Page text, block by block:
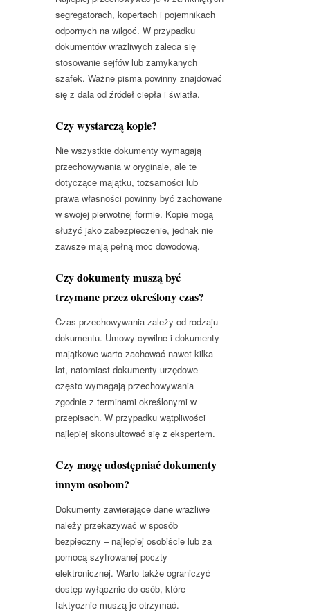
segregatorach, kopertach i pojemnikach
odpornych na wilgoć. W przypadku
dokumentów wrażliwych zaleca się
stosowanie sejfów lub zamykanych
szafek. Ważne pisma powinny znajdować
się z dala od źródeł ciepła i światła.
Czy wystarczą kopie?
Nie wszystkie dokumenty wymagają
przechowywania w oryginale, ale te
dotyczące majątku, tożsamości lub
prawa własności powinny być zachowane
w swojej pierwotnej formie. Kopie mogą
służyć jako zabezpieczenie, jednak nie
zawsze mają pełną moc dowodową.
Czy dokumenty muszą być
trzymane przez określony czas?
Czas przechowywania zależy od rodzaju
dokumentu. Umowy cywilne i dokumenty
majątkowe warto zachować nawet kilka
lat, natomiast dokumenty urzędowe
często wymagają przechowywania
zgodnie z terminami określonymi w
przepisach. W przypadku wątpliwości
najlepiej skonsultować się z ekspertem.
Czy mogę udostępniać dokumenty
innym osobom?
Dokumenty zawierające dane wrażliwe
należy przekazywać w sposób
bezpieczny – najlepiej osobiście lub za
pomocą szyfrowanej poczty
elektronicznej. Warto także ograniczyć
dostęp wyłącznie do osób, które
faktycznie muszą je otrzymać.